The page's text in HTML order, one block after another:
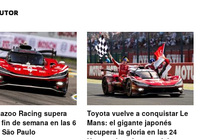
Racing supera
de semana en las 6
Paulo
Toyota vuelve a conquistar Le
Mans: el gigante japonés
recupera la gloria en las 24